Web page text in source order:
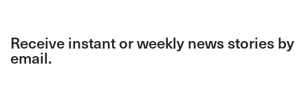
Receive instant or weekly news stories by
email.